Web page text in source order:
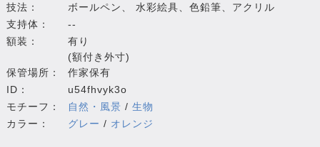
技法：
ボールペン、 水彩絵具、色鉛筆、アクリル
支持体：
--
額装：
有り
(額付き外寸)
保管場所：
作家保有
ID：
u54fhvyk3o
モチーフ：
自然・風景 / 生物
カラー：
グレー / オレンジ